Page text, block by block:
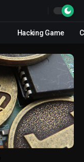
Hacking Game